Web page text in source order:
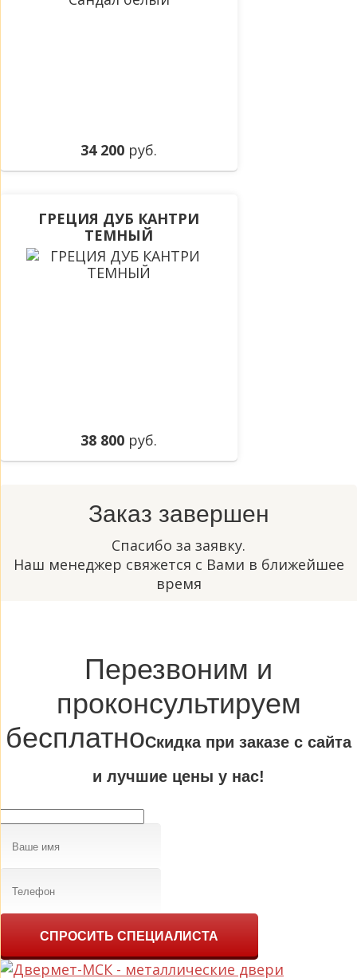
34 200 руб.
ГРЕЦИЯ ДУБ КАНТРИ
ТЕМНЫЙ
38 800 руб.
Заказ завершен
Спасибо за заявку.
Наш менеджер свяжется с Вами в ближейшее
время
Перезвоним и
проконсультируем
бесплатноCкидка при заказе с сайта
и лучшие цены у нас!
СПРОСИТЬ СПЕЦИАЛИСТА